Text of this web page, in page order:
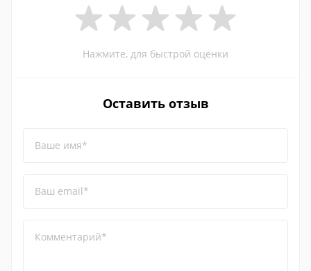
Нажмите, для быстрой оценки
Оставить отзыв
Ваше имя*
Ваш email*
Комментарий*